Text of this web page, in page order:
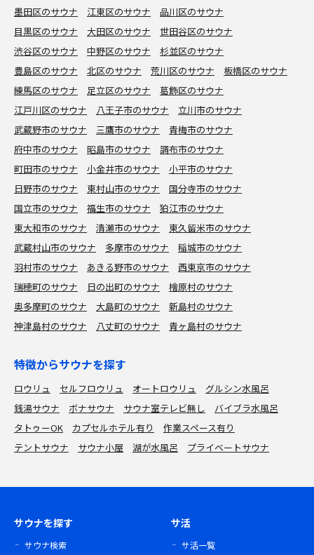
墨田区のサウナ
江東区のサウナ
品川区のサウナ
目黒区のサウナ
大田区のサウナ
世田谷区のサウナ
渋谷区のサウナ
中野区のサウナ
杉並区のサウナ
豊島区のサウナ
北区のサウナ 荒川区のサウナ
板橋区のサウナ
練馬区のサウナ
足立区のサウナ
葛飾区のサウナ
江戸川区のサウナ
八王子市のサウナ
立川市のサウナ
武蔵野市のサウナ
三鷹市のサウナ
青梅市のサウナ
府中市のサウナ
昭島市のサウナ
調布市のサウナ
町田市のサウナ
小金井市のサウナ
小平市のサウナ
日野市のサウナ
東村山市のサウナ
国分寺市のサウナ
国立市のサウナ
福生市のサウナ
狛江市のサウナ
東大和市のサウナ
清瀬市のサウナ
東久留米市のサウナ
武蔵村山市のサウナ
多摩市のサウナ
稲城市のサウナ
羽村市のサウナ
あきる野市のサウナ
西東京市のサウナ
瑞穂町のサウナ
日の出町のサウナ
檜原村のサウナ
奥多摩町のサウナ
大島町のサウナ
新島村のサウナ
神津島村のサウナ
八丈町のサウナ 青ヶ島村のサウナ
特徴からサウナを探す
ロウリュ セルフロウリュ オートロウリュ
グルシン水風呂
銭湯サウナ
ボナサウナ サウナ室テレビ無し
バイブラ水風呂
タトゥーOK
カプセルホテル有り
作業スペース有り
テントサウナ
サウナ小屋 湖が水風呂 プライベートサウナ
サウナを探す
サウナ検索
サ活
サ活一覧